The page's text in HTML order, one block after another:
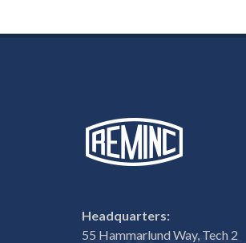
Headquarters:
55 Hammarlund Way, Tech 2